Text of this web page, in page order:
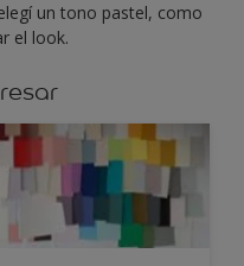
un tono pastel, como
el look.